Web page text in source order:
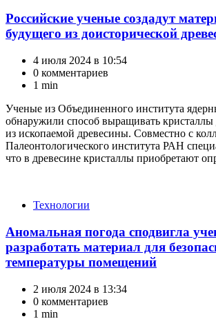
Российские ученые создадут
будущего из доисторической
4 июля 2024 в 10:54
0 комментариев
1 min
Ученые из Объединенного института
обнаружили способ выращивать кристаллы
из ископаемой древесины. Совместно с
Палеонтологического института РАН
что в древесине кристаллы приобретают
КатегорииТехнологии
Аномальная погода сподвигла
разработать материал для
температуры помещений
2 июля 2024 в 13:34
0 комментариев
1 min